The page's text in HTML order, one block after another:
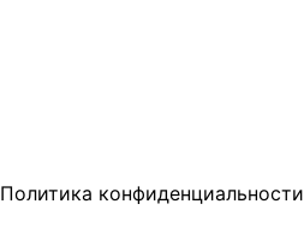
Политика конфиденциальности